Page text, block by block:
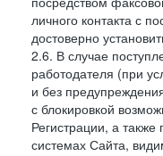
личного контакта с
достоверно
2.6. В случае
работодателя (при
и без
с блокировкой
Регистрации, а
системах Сайта,